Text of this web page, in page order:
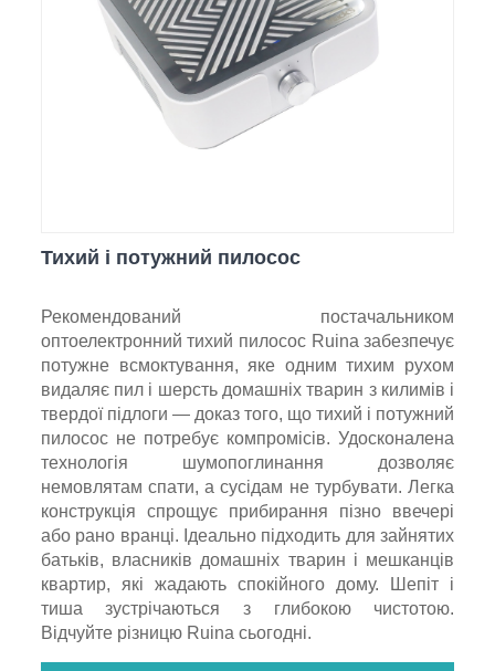
Тихий і потужний пилосос
Рекомендований постачальником
оптоелектронний тихий пилосос Ruina забезпечує
потужне всмоктування, яке одним тихим рухом
видаляє пил і шерсть домашніх тварин з килимів і
твердої підлоги — доказ того, що тихий і потужний
пилосос не потребує компромісів. Удосконалена
технологія шумопоглинання дозволяє
немовлятам спати, а сусідам не турбувати. Легка
конструкція спрощує прибирання пізно ввечері
або рано вранці. Ідеально підходить для зайнятих
батьків, власників домашніх тварин і мешканців
квартир, які жадають спокійного дому. Шепіт і
тиша зустрічаються з глибокою чистотою.
Відчуйте різницю Ruina сьогодні.